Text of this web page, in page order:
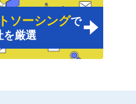
ソーシングで
を厳選